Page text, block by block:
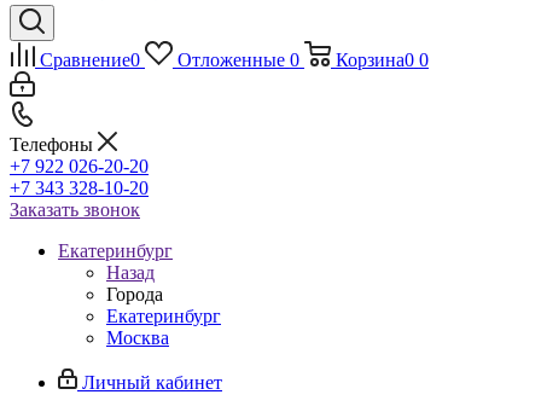
Сравнение0 Отложенные 0 Корзина0 0
Телефоны
+7 922 026-20-20
+7 343 328-10-20
Заказать звонок
Екатеринбург
Назад
Города
Екатеринбург
Москва
Личный кабинет